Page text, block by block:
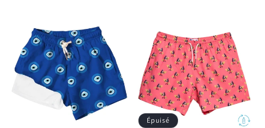
Épuisé